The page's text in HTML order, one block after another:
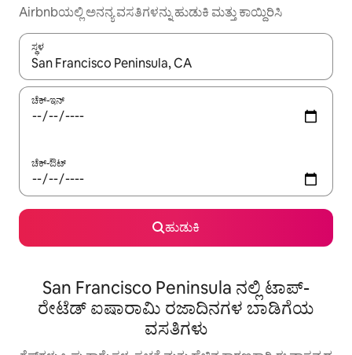
Airbnbಯಲ್ಲಿ ಅನನ್ಯ ವಸತಿಗಳನ್ನು ಹುಡುಕಿ ಮತ್ತು ಕಾಯ್ದಿರಿಸಿ
ಸ್ಥಳ
ಫಲಿತಾಂಶಗಳು ಲಭ್ಯವಿರುವಾಗ, ಅಪ್ ಮತ್ತು ಡೌನ್ ಬಾಣದ ಕೀಲಿಗಳೊಂದಿಗೆ
ಚೆಕ್-ಇನ್
ಚೆಕ್-ಔಟ್
ಹುಡುಕಿ
San Francisco Peninsula ನಲ್ಲಿ ಟಾಪ್-
ರೇಟೆಡ್ ಐಷಾರಾಮಿ ರಜಾದಿನಗಳ ಬಾಡಿಗೆಯ
ವಸತಿಗಳು